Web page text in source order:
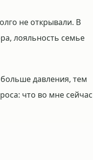
не открывали. В
лояльность семье
давления, тем
что во мне сейчас